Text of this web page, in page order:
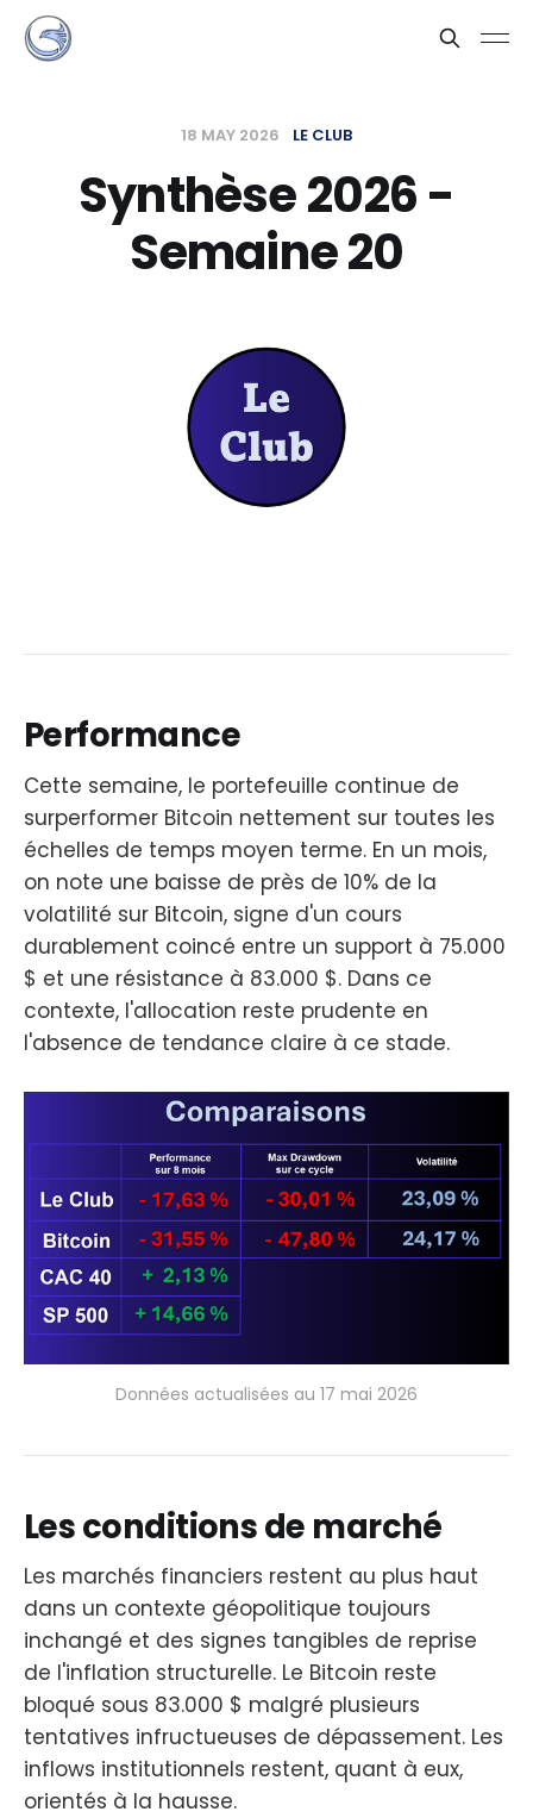
18 MAY 2026 LE CLUB
Synthèse 2026 -
Semaine 20
Performance
Cette semaine, le portefeuille continue de
surperformer Bitcoin nettement sur toutes les
échelles de temps moyen terme. En un mois,
on note une baisse de près de 10% de la
volatilité sur Bitcoin, signe d'un cours
durablement coincé entre un support à 75.000
$ et une résistance à 83.000 $. Dans ce
contexte, l'allocation reste prudente en
l'absence de tendance claire à ce stade.
Données actualisées au 17 mai 2026
Les conditions de marché
Les marchés financiers restent au plus haut
dans un contexte géopolitique toujours
inchangé et des signes tangibles de reprise
de l'inflation structurelle. Le Bitcoin reste
bloqué sous 83.000 $ malgré plusieurs
tentatives infructueuses de dépassement. Les
inflows institutionnels restent, quant à eux,
orientés à la hausse.